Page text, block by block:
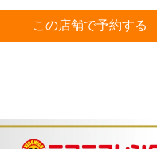
この店舗で予約する